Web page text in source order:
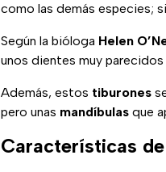
como las demás especies;
Según la bióloga Helen
unos dientes muy parecidos
Además, estos tiburones
pero unas mandíbulas que
Características